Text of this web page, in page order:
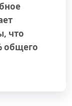
что
общего